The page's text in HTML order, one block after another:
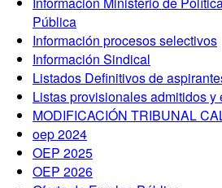
Pública
Información procesos selectivos
Información Sindical
Listados Definitivos de
Listas provisionales admitidos y
MODIFICACIÓN TRIBUNAL
oep 2024
OEP 2025
OEP 2026